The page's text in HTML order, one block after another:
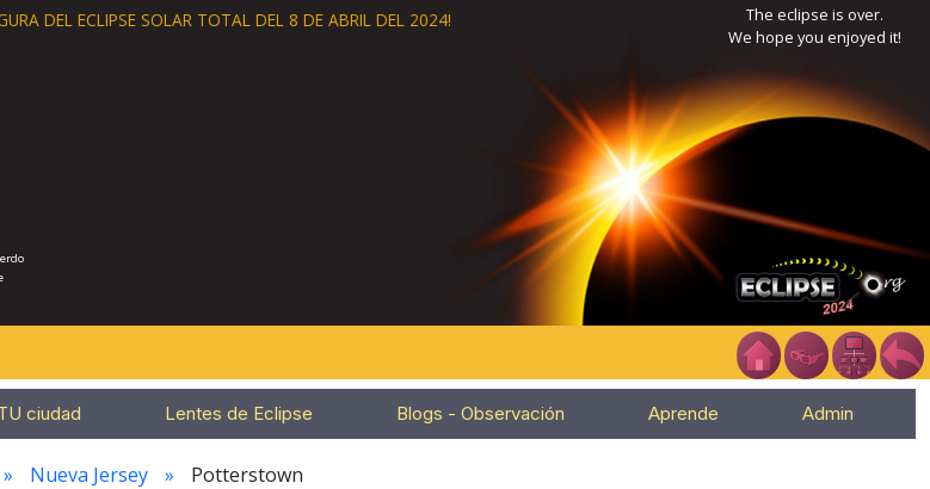
DEL ECLIPSE SOLAR TOTAL DEL 8 DE ABRIL DEL 2024!
The eclipse is over.
We hope you enjoyed it!
ciudad Lentes de Eclipse Blogs - Observación Aprende Admin
Nueva Jersey Potterstown